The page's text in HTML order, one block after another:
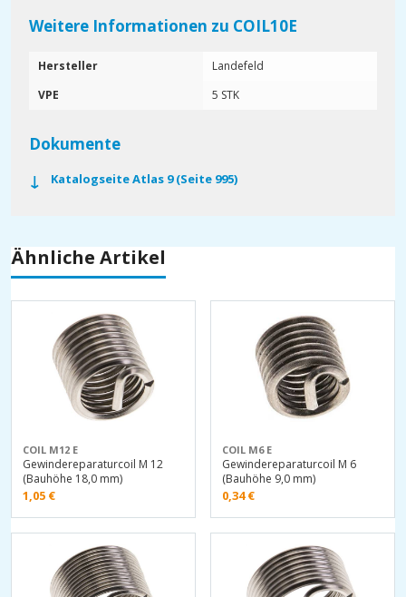
Weitere Informationen zu COIL10E
Hersteller
Landefeld
VPE
5 STK
Dokumente
Katalogseite Atlas 9 (Seite 995)
Ähnliche Artikel
COIL M12 E
Gewindereparaturcoil M 12
(Bauhöhe 18,0 mm)
1,05 €
COIL M6 E
Gewindereparaturcoil M 6
(Bauhöhe 9,0 mm)
0,34€